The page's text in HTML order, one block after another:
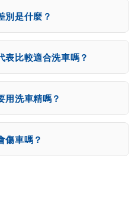
別是什麼？
表比較適合洗車嗎？
用洗車精嗎？
傷車嗎？